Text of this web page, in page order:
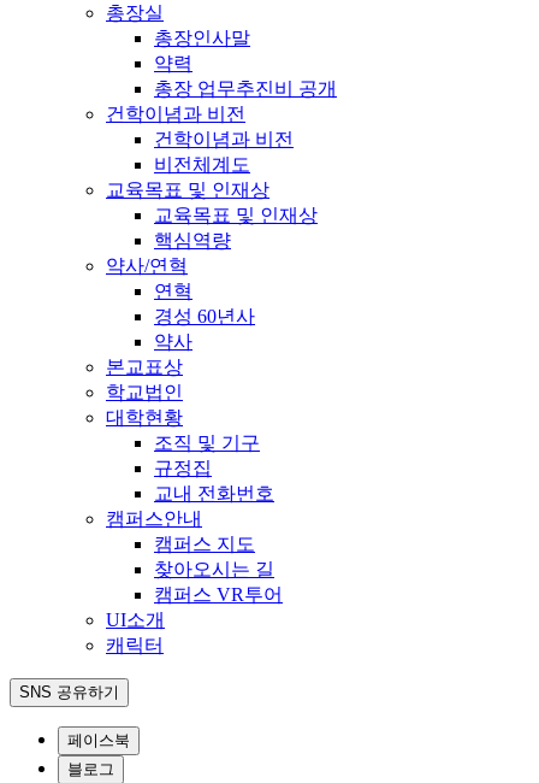
총장실
총장인사말
약력
총장 업무추진비 공개
건학이념과 비전
건학이념과 비전
비전체계도
교육목표 및 인재상
교육목표 및 인재상
핵심역량
약사/연혁
연혁
경성 60년사
약사
본교표상
학교법인
대학현황
조직 및 기구
규정집
교내 전화번호
캠퍼스안내
캠퍼스 지도
찾아오시는 길
캠퍼스 VR투어
UI소개
캐릭터
SNS 공유하기
페이스북
블로그